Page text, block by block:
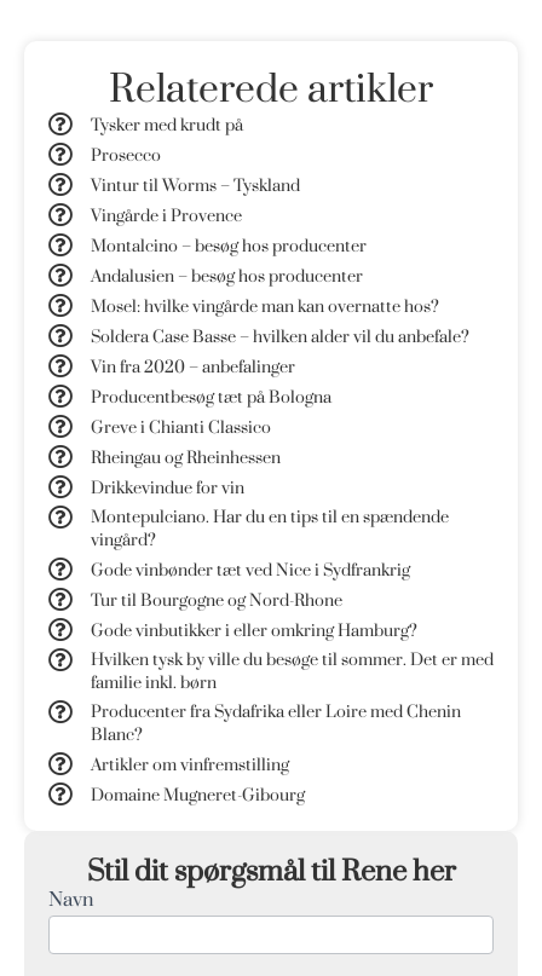
Relaterede artikler
Tysker med krudt på
Prosecco
Vintur til Worms – Tyskland
Vingårde i Provence
Montalcino – besøg hos producenter
Andalusien – besøg hos producenter
Mosel: hvilke vingårde man kan overnatte hos?
Soldera Case Basse – hvilken alder vil du anbefale?
Vin fra 2020 – anbefalinger
Producentbesøg tæt på Bologna
Greve i Chianti Classico
Rheingau og Rheinhessen
Drikkevindue for vin
Montepulciano. Har du en tips til en spændende
vingård?
Gode vinbønder tæt ved Nice i Sydfrankrig
Tur til Bourgogne og Nord-Rhone
Gode vinbutikker i eller omkring Hamburg?
Hvilken tysk by ville du besøge til sommer. Det er med
familie inkl. børn
Producenter fra Sydafrika eller Loire med Chenin
Blanc?
Artikler om vinfremstilling
Domaine Mugneret-Gibourg
Stil dit spørgsmål til Rene her
Q&A
Form
Navn